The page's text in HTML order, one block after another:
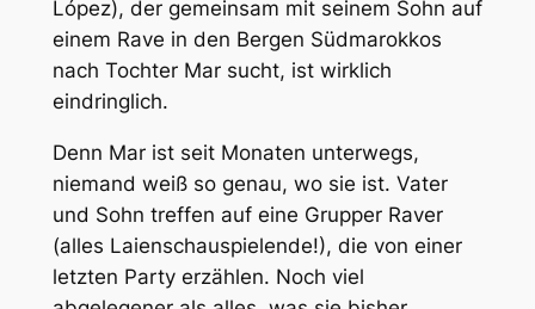
López), der gemeinsam mit seinem Sohn auf
einem Rave in den Bergen Südmarokkos
nach Tochter Mar sucht, ist wirklich
eindringlich.
Denn Mar ist seit Monaten unterwegs,
niemand weiß so genau, wo sie ist. Vater
und Sohn treffen auf eine Grupper Raver
(alles Laienschauspielende!), die von einer
letzten Party erzählen. Noch viel